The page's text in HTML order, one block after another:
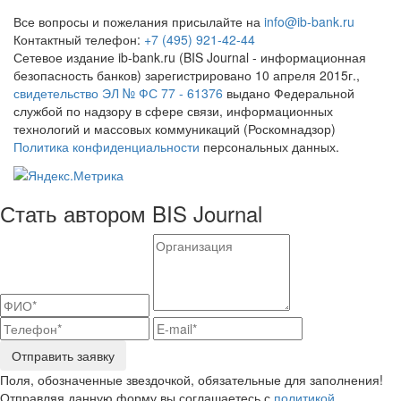
Все вопросы и пожелания присылайте на info@ib-bank.ru
Контактный телефон: +7 (495) 921-42-44
Сетевое издание ib-bank.ru (BIS Journal - информационная
безопасность банков) зарегистрировано 10 апреля 2015г.,
свидетельство ЭЛ № ФС 77 - 61376 выдано Федеральной
службой по надзору в сфере связи, информационных
технологий и массовых коммуникаций (Роскомнадзор)
Политика конфиденциальности персональных данных.
Стать автором BIS Journal
Отправить заявку
Поля, обозначенные звездочкой, обязательные для заполнения!